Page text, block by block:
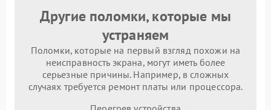
Другие поломки, которые мы
устраняем
Поломки, которые на первый взгляд похожи на
неисправность экрана, могут иметь более
серьезные причины. Например, в сложных
случаях требуется ремонт платы или процессора.